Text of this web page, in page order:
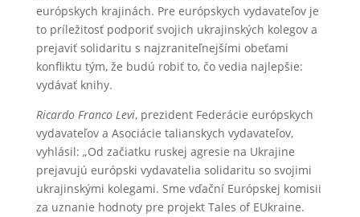
európskych krajinách. Pre európskych vydavateľov je
to príležitosť podporiť svojich ukrajinských kolegov a
prejaviť solidaritu s najzraniteľnejšími obeťami
konfliktu tým, že budú robiť to, čo vedia najlepšie:
vydávať knihy.
Ricardo Franco Levi, prezident Federácie európskych
vydavateľov a Asociácie talianskych vydavateľov,
vyhlásil: „Od začiatku ruskej agresie na Ukrajine
prejavujú európski vydavatelia solidaritu so svojimi
ukrajinskými kolegami. Sme vďační Európskej komisii
za uznanie hodnoty pre projekt Tales of EUkraine.